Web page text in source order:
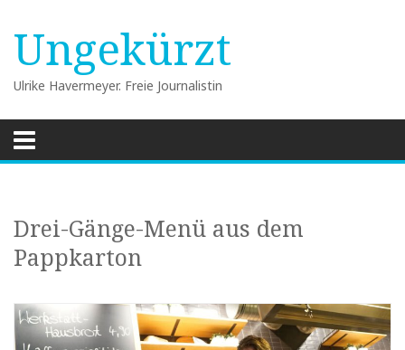
Ungekürzt
Ulrike Havermeyer. Freie Journalistin
Skip
to
content
Drei-Gänge-Menü aus dem
Pappkarton